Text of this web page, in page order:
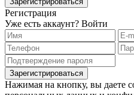
Регистрация
Уже есть аккаунт? Войти
Зарегистрироваться
Нажимая на кнопку, вы даете